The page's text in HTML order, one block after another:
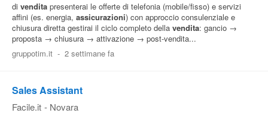
di vendita presenterai le offerte di telefonia (mobile/fisso) e servizi
affini (es. energia, assicurazioni) con approccio consulenziale e
chiusura diretta gestirai il ciclo completo della vendita: gancio →
proposta → chiusura → attivazione → post‑vendita...
gruppotim.it - 2 settimane fa
Sales Assistant
Facile.it - Novara